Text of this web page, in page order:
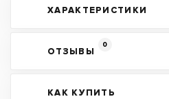
ХАРАКТЕРИСТИКИ
ОТЗЫВЫ
0
КАК КУПИТЬ